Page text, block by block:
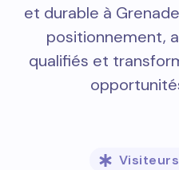
et durable à
positionnement,
qualifiés et